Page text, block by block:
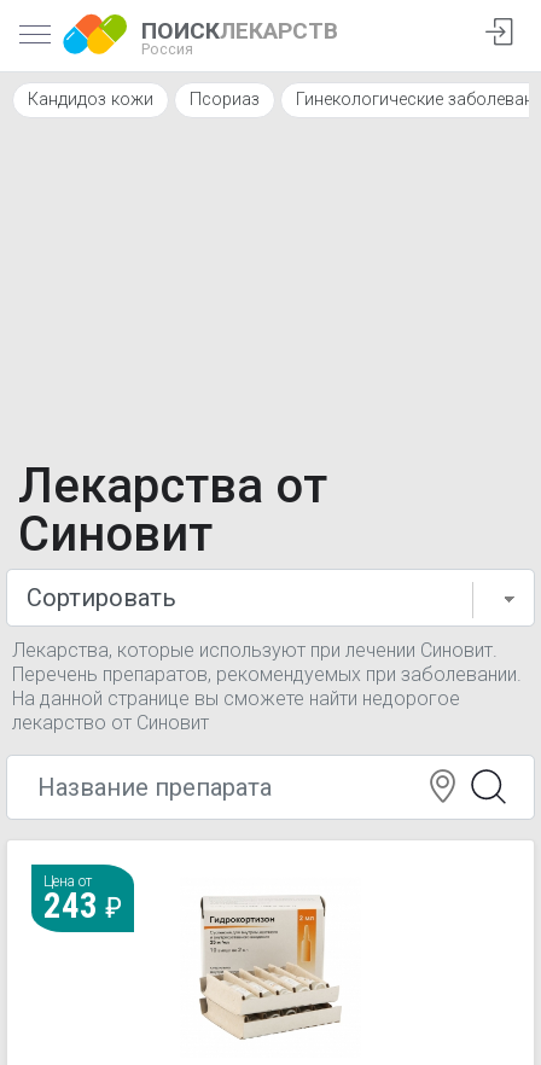
ПОИСКЛЕКАРСТВ
Россия
Кандидоз кожи Псориаз Гинекологические
Лекарства от
Синовит
Лекарства, которые используют при лечении Синовит.
Перечень препаратов, рекомендуемых при заболевании.
На данной странице вы сможете найти недорогое
лекарство от Синовит
Цена от
243